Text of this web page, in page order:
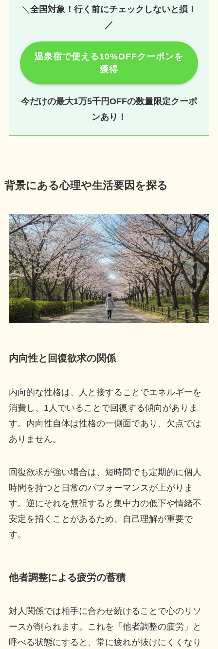
＼ 全国対象！行く前にチェックしないと損！
／
温泉宿で使える10%OFFクーポンを
獲得
今だけの最大1万5千円OFFの数量限定クーポ
ンあり！
背景にある心理や生活要因を探る
内向性と回復欲求の関係
内向的な性格は、人と接することでエネルギーを
消費し、1人でいることで回復する傾向がありま
す。内向性自体は性格の一側面であり、欠点では
ありません。
回復欲求が強い場合は、短時間でも定期的に個人
時間を持つと日常のパフォーマンスが上がりま
す。逆にそれを無視すると集中力の低下や情緒不
安定を招くことがあるため、自己理解が重要で
す。
他者調整による疲労の蓄積
対人関係では相手に合わせ続けることで心のリソ
ースが削られます。これを「他者調整の疲労」と
呼べる状態にすると、常に疲れが抜けにくくなり